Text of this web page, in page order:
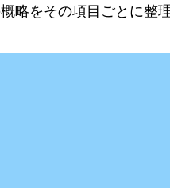
略をその項目ごとに整